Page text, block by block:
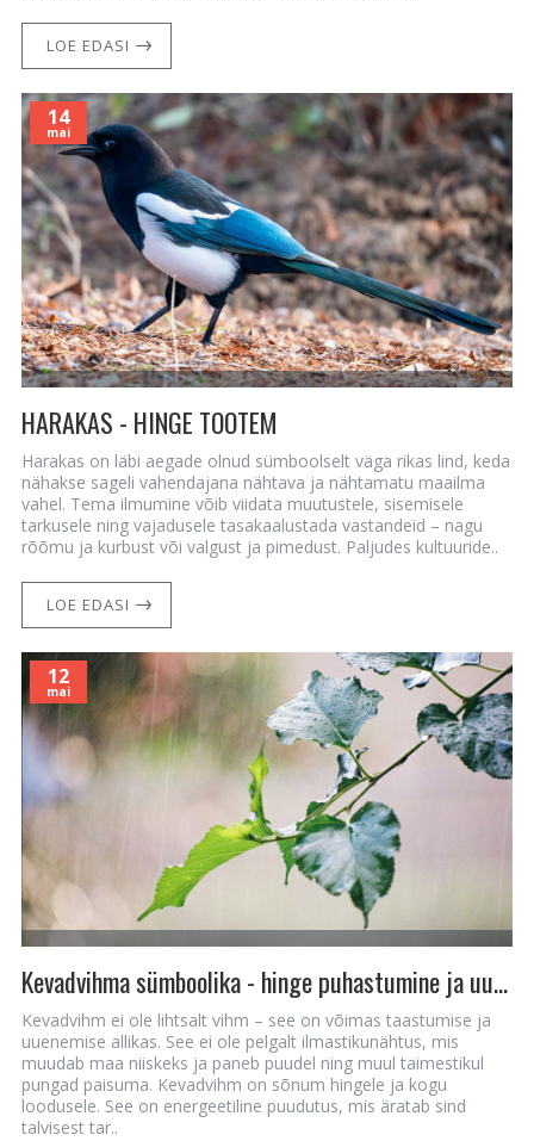
LOE EDASI
14
mai
HARAKAS - HINGE TOOTEM
Harakas on läbi aegade olnud sümboolselt väga rikas lind, keda
nähakse sageli vahendajana nähtava ja nähtamatu maailma
vahel. Tema ilmumine võib viidata muutustele, sisemisele
tarkusele ning vajadusele tasakaalustada vastandeid – nagu
rõõmu ja kurbust või valgust ja pimedust. Paljudes kultuuride..
LOE EDASI
12
mai
Kevadvihma sümboolika - hinge puhastumine ja uuenemise vägi
Kevadvihm ei ole lihtsalt vihm – see on võimas taastumise ja
uuenemise allikas. See ei ole pelgalt ilmastikunähtus, mis
muudab maa niiskeks ja paneb puudel ning muul taimestikul
pungad paisuma. Kevadvihm on sõnum hingele ja kogu
loodusele. See on energeetiline puudutus, mis äratab sind
talvisest tar..